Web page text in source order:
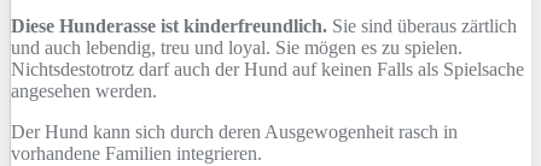
Diese Hunderasse ist kinderfreundlich. Sie sind überaus zärtlich
und auch lebendig, treu und loyal. Sie mögen es zu spielen.
Nichtsdestotrotz darf auch der Hund auf keinen Falls als Spielsache
angesehen werden.
Der Hund kann sich durch deren Ausgewogenheit rasch in
vorhandene Familien integrieren.